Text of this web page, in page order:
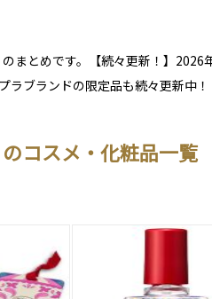
まとめです。【続々更新！】
ラブランドの限定品も続々更新中
のコスメ・化粧品一覧